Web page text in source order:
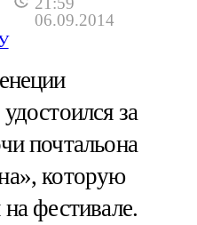
06.09.2014
за
почтальона
которую
фестивале.